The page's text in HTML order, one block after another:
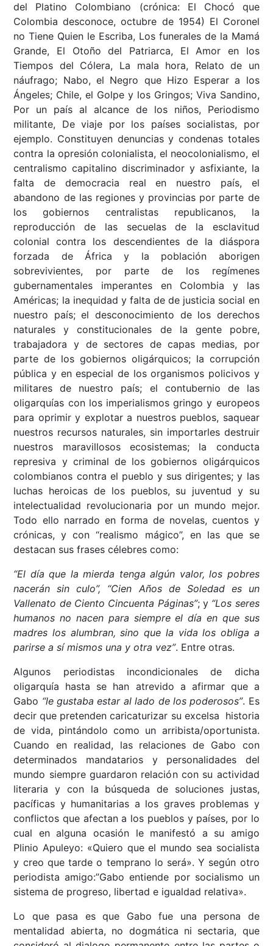
del Platino Colombiano (crónica: El Chocó que
Colombia desconoce, octubre de 1954) El Coronel
no Tiene Quien le Escriba, Los funerales de la Mamá
Grande, El Otoño del Patriarca, El Amor en los
Tiempos del Cólera, La mala hora, Relato de un
náufrago; Nabo, el Negro que Hizo Esperar a los
Ángeles; Chile, el Golpe y los Gringos; Viva Sandino,
Por un país al alcance de los niños, Periodismo
militante, De viaje por los países socialistas, por
ejemplo. Constituyen denuncias y condenas totales
contra la opresión colonialista, el neocolonialismo, el
centralismo capitalino discriminador y asfixiante, la
falta de democracia real en nuestro país, el
abandono de las regiones y provincias por parte de
los gobiernos centralistas republicanos, la
reproducción de las secuelas de la esclavitud
colonial contra los descendientes de la diáspora
forzada de África y la población aborigen
sobrevivientes, por parte de los regímenes
gubernamentales imperantes en Colombia y las
Américas; la inequidad y falta de de justicia social en
nuestro país; el desconocimiento de los derechos
naturales y constitucionales de la gente pobre,
trabajadora y de sectores de capas medias, por
parte de los gobiernos oligárquicos; la corrupción
pública y en especial de los organismos policivos y
militares de nuestro país; el contubernio de las
oligarquías con los imperialismos gringo y europeos
para oprimir y explotar a nuestros pueblos, saquear
nuestros recursos naturales, sin importarles destruir
nuestros maravillosos ecosistemas; la conducta
represiva y criminal de los gobiernos oligárquicos
colombianos contra el pueblo y sus dirigentes; y las
luchas heroicas de los pueblos, su juventud y su
intelectualidad revolucionaria por un mundo mejor.
Todo ello narrado en forma de novelas, cuentos y
crónicas, y con “realismo mágico”, en las que se
destacan sus frases célebres como:
“El día que la mierda tenga algún valor, los pobres
nacerán sin culo”, “Cien Años de Soledad es un
Vallenato de Ciento Cincuenta Páginas”; y “Los seres
humanos no nacen para siempre el día en que sus
madres los alumbran, sino que la vida los obliga a
parirse a sí mismos una y otra vez”. Entre otras.
Algunos periodistas incondicionales de dicha
oligarquía hasta se han atrevido a afirmar que a
Gabo “le gustaba estar al lado de los poderosos”. Es
decir que pretenden caricaturizar su excelsa historia
de vida, pintándolo como un arribista/oportunista.
Cuando en realidad, las relaciones de Gabo con
determinados mandatarios y personalidades del
mundo siempre guardaron relación con su actividad
literaria y con la búsqueda de soluciones justas,
pacíficas y humanitarias a los graves problemas y
conflictos que afectan a los pueblos y países, por lo
cual en alguna ocasión le manifestó a su amigo
Plinio Apuleyo: «Quiero que el mundo sea socialista
y creo que tarde o temprano lo será». Y según otro
periodista amigo:”Gabo entiende por socialismo un
sistema de progreso, libertad e igualdad relativa».
Lo que pasa es que Gabo fue una persona de
mentalidad abierta, no dogmática ni sectaria, que